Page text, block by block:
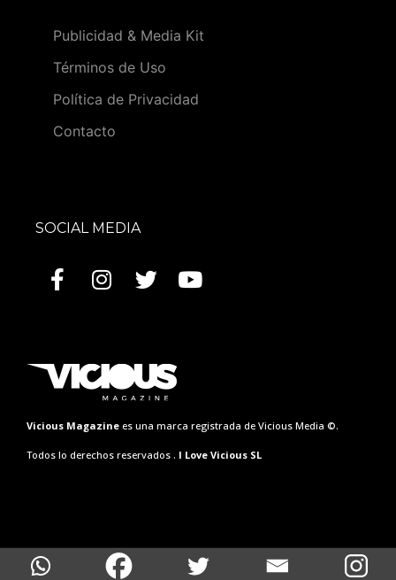
Publicidad & Media Kit
Términos de Uso
Política de Privacidad
Contacto
SOCIAL MEDIA
Vicious Magazine es una marca registrada de Vicious Media ©.
Todos lo derechos reservados . I Love Vicious SL